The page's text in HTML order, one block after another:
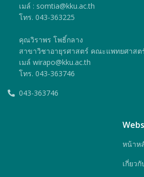
เมล์ : somtia@kku.ac.th
โทร. 043-363225
คุณวิราพร โพธิ์กลาง
สาขาวิชาอายุรศาสตร์ คณะแพทยศาส
เมล์ wirapo@kku.ac.th
โทร. 043-363746
043-363746
หน้าห
เกี่ยวกั